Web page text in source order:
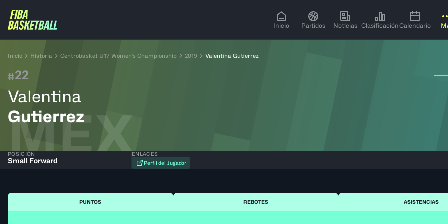
Inicio Partidos Noticias ClasificaciónCalendario
Inicio Historia Centrobasket U17 Women's Championship 2019 Valentina Gutierrez
#22
Valentina
Gutierrez
MEX
POSICIÓN
Small Forward
ENLACES
Perfil del Jugador
PUNTOS REBOTES ASISTENCIAS